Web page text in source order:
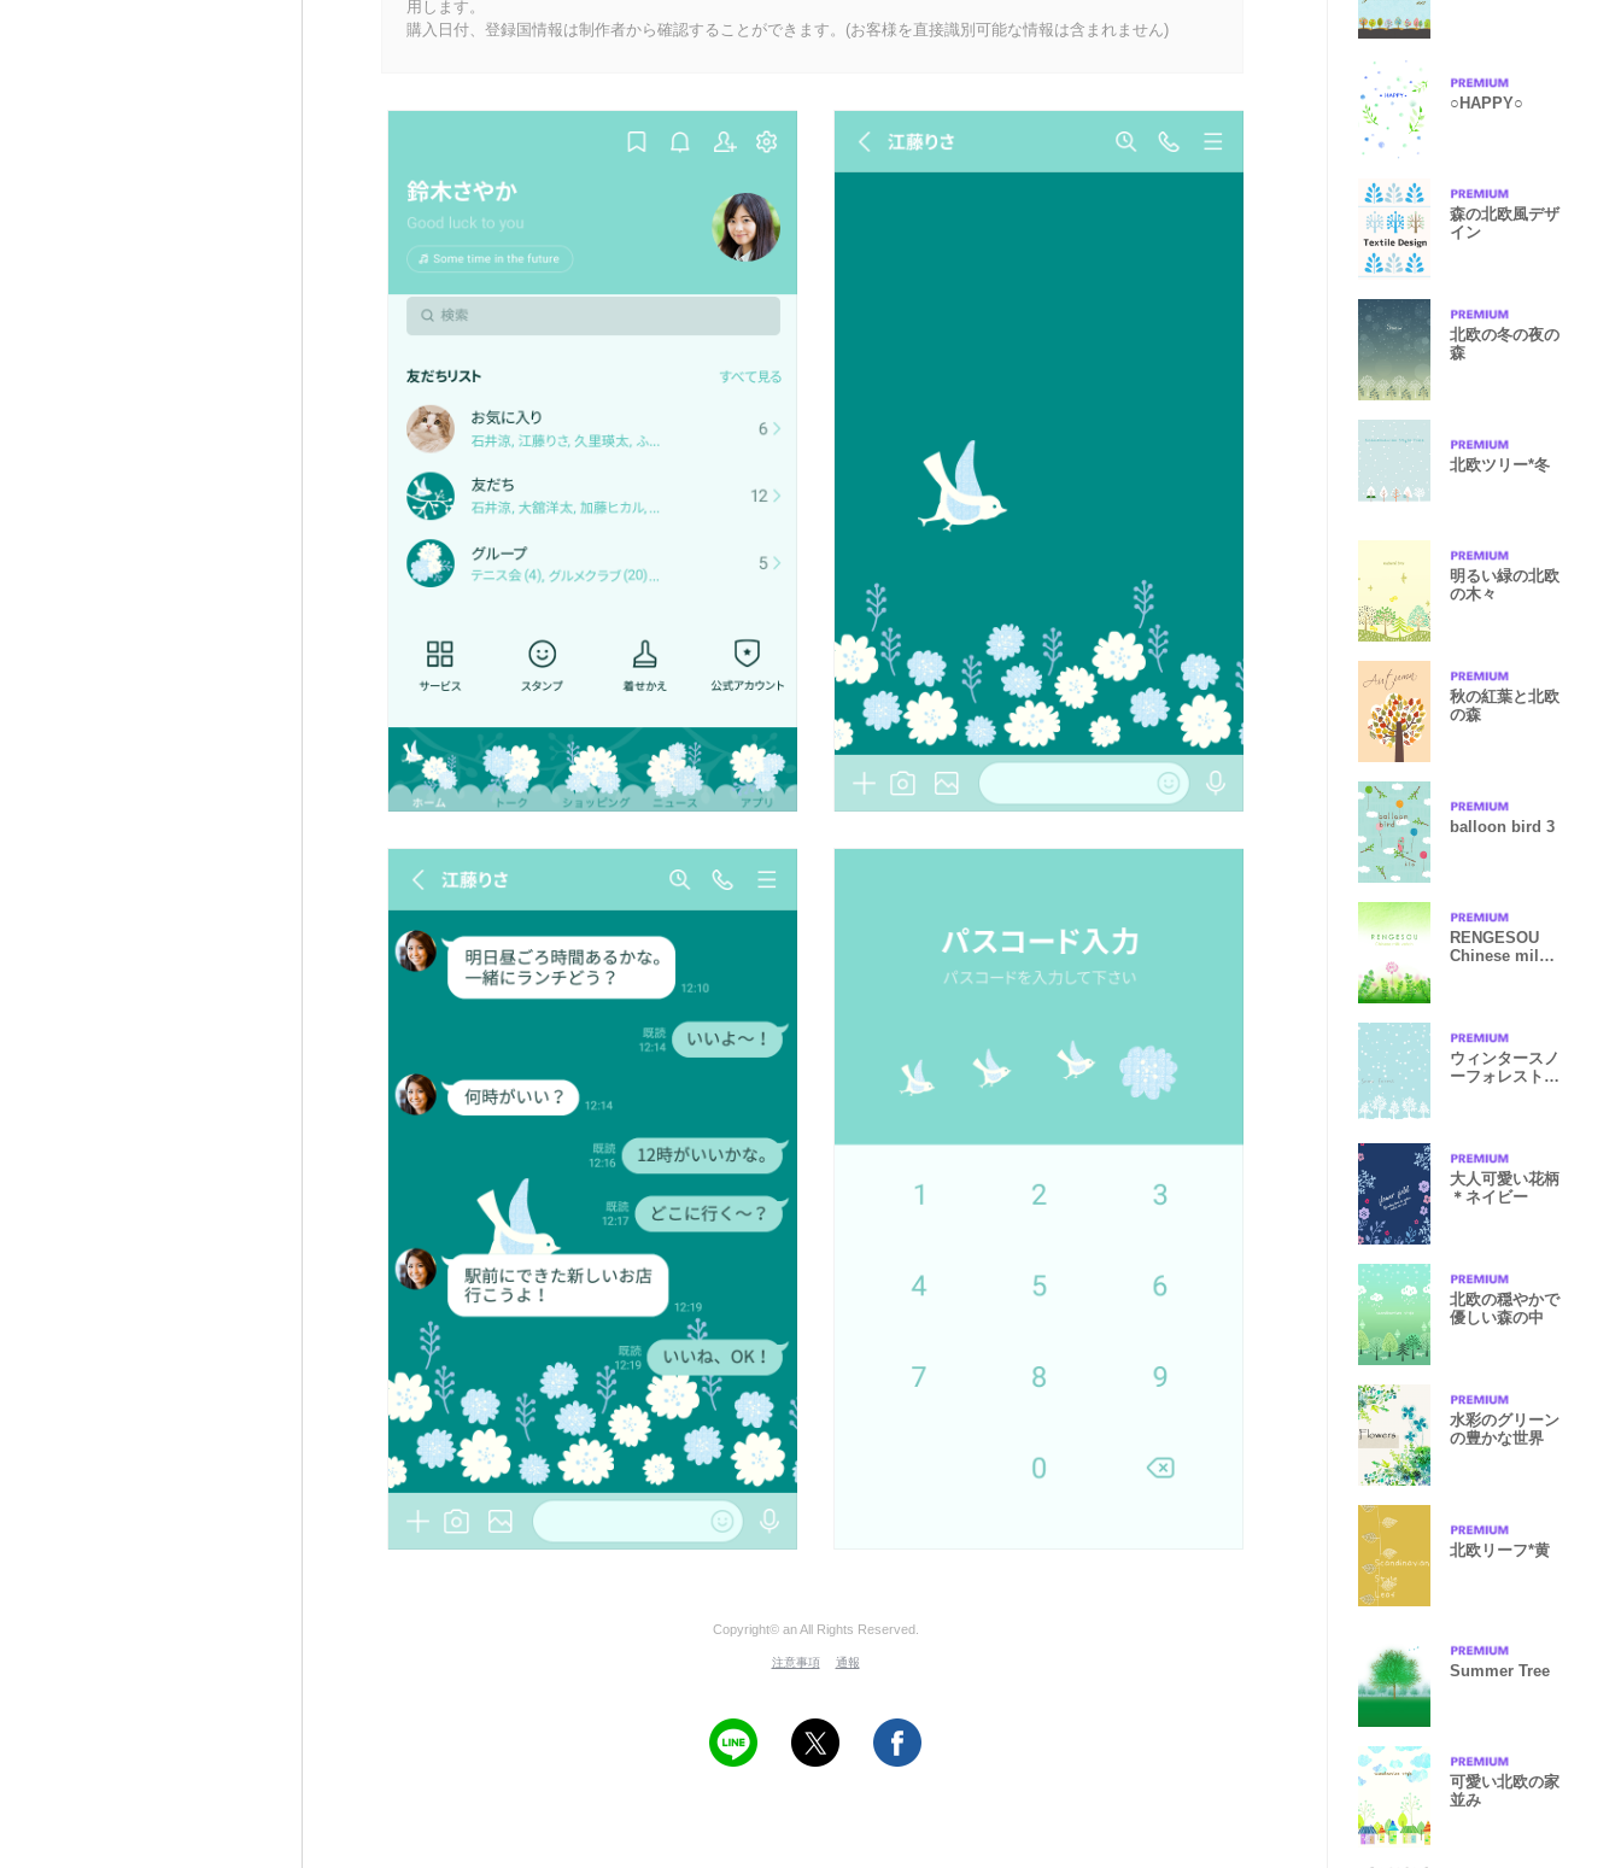
用します。
購入日付、登録国情報は制作者から確認することができます。(お客様を直接識別可能な情報は含まれません)
Copyright© an All Rights Reserved.
注意事項 通報
○HAPPY○
森の北欧風デザ
イン
北欧の冬の夜の
森
北欧ツリー*冬
明るい緑の北欧
の木々
秋の紅葉と北欧
の森
balloon bird 3
RENGESOU
Chinese milk
ウィンタースノ
ーフォレスト
大人可愛い花柄
＊ネイビー
北欧の穏やかで
優しい森の中
水彩のグリーン
の豊かな世界
北欧リーフ*黄
Summer Tree
可愛い北欧の家
並み